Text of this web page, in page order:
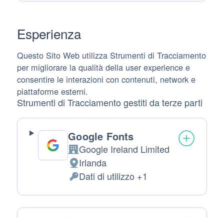
Esperienza
Questo Sito Web utilizza Strumenti di Tracciamento
per migliorare la qualità della user experience e
consentire le interazioni con contenuti, network e
piattaforme esterni.
Strumenti di Tracciamento gestiti da terze parti
Google Fonts
Azienda:
Google Ireland Limited
Luogo
del
trattamento:
Irlanda
Dati
Personali
trattati:
Dati di utilizzo +1